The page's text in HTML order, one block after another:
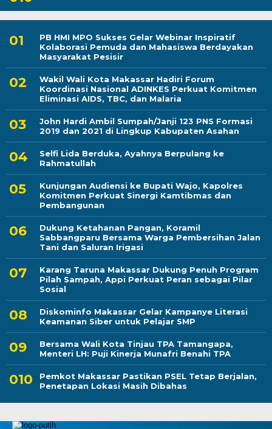
PB HMI MPO Sukses Gelar Webinar Inspiratif
Kolaborasi Pemuda dan Mahasiswa Berdayakan
Masyarakat Pesisir
Wakil Wali Kota Makassar Hadiri Forum
Koordinasi Nasional ADINKES Perkuat Komitmen
Eliminasi AIDS, TBC, dan Malaria
John Hardi Ambil Sumpah/Janji 123 PNS Formasi
2019 dan 2021 di Lingkup Kabupaten Asahan
Selfi Lida Berduka, Ayahnya Berpulang ke
Rahmatullah
Kunjungan Audiensi ke Bupati Wajo, Kapolres
Komitmen Perkuat Sinergi Kamtibmas dan
Pembangunan
Dukung Ketahanan Pangan, Koramil
Sabbangparu Bersama Warga Pembersihan Jalan
Tani dan Saluran Irigasi
Karang Taruna Makassar Dukung Penuh Program
Pilah Sampah, Appi Perkuat Peran sebagai Pilar
Sosial
Diskominfo Makassar Gelar Kampanye Literasi
Keamanan Siber untuk Pelajar SMP
Bersama Wali Kota Tinjau TPA Tamangapa,
Menteri LH: Puji Kinerja Munafri Benahi TPA
Pemkot Makassar Pastikan PSEL Tetap Berjalan,
Penetapan Lokasi Masih Dibahas